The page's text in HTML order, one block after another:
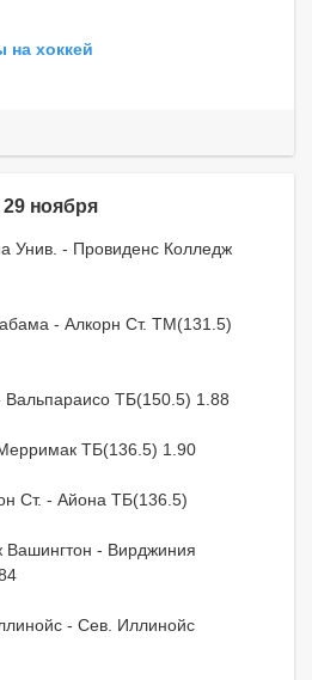
на хоккей
ноября
Унив. - Провиденс Колледж
- Алкорн Ст. ТМ(131.5)
ТБ(150.5) 1.88
ТБ(136.5) 1.90
Ст. - Айона ТБ(136.5)
- Вирджиния
- Сев. Иллинойс